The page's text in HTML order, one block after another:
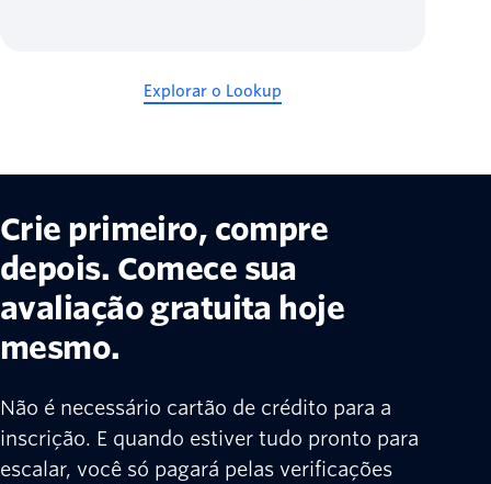
Explorar o Lookup
Crie primeiro, compre
depois. Comece sua
avaliação gratuita hoje
mesmo.
Não é necessário cartão de crédito para a
inscrição. E quando estiver tudo pronto para
escalar, você só pagará pelas verificações